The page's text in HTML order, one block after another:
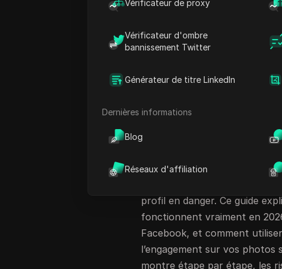
Vérificateur de proxy
Vérificateur d'ombre
bannissement Twitter
Générateur de titre LinkedIn
Dernières informations
Blog
Réseaux d'affiliation
dehors de groupes fermés
d’utiliser ungénérateur de
alternatives comme un
Cependant, la plupart de ces
suspecte.
La vraie différence réside
choix d’outils qui ne
profil en danger. Ce guide
fonctionnent vraiment en
Facebook, et comment
l’engagement sur vos
montre étape par étape, les